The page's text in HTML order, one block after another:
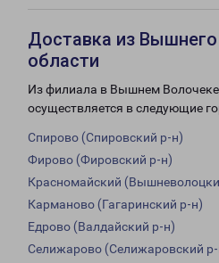
Доставка из
области
Из филиала в Вышнем Волочеке
осуществляется в следующие
Спирово (Спировский р-н)
Фирово (Фировский р-н)
Красномайский
Карманово (Гагаринский р-н)
Едрово (Валдайский р-н)
Селижарово (Селижаровский